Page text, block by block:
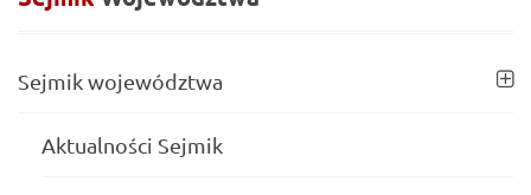
Sejmik województwa
Aktualności Sejmik